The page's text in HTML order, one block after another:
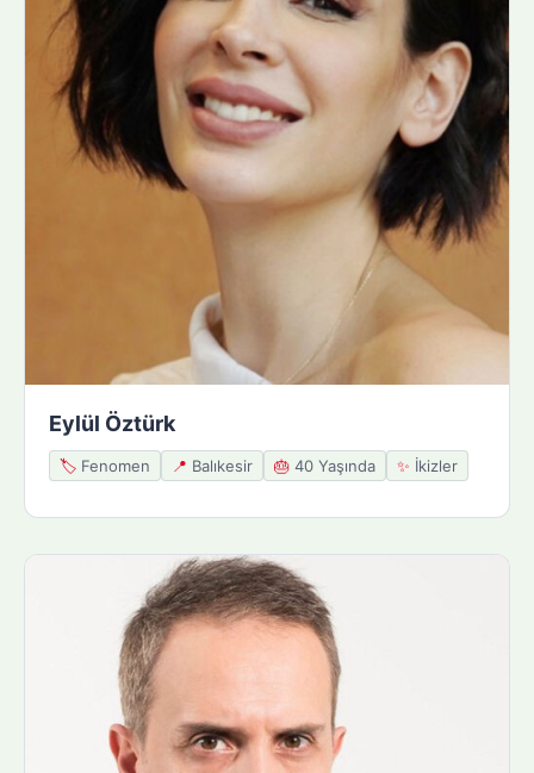
Eylül Öztürk
🏷️ Fenomen 📍 Balıkesir 🎂 40 Yaşında ✨ İkizler